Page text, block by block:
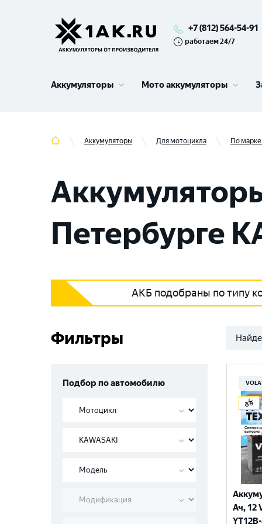
+7 (812) 564-54-91
работаем 24/7
Аккумуляторы Мото аккумуляторы
Аккумуляторы Для мотоцикла По
Петербурге
АКБ подобраны по типу
Фильтры
Подбор по автомобилю
Ач, 12